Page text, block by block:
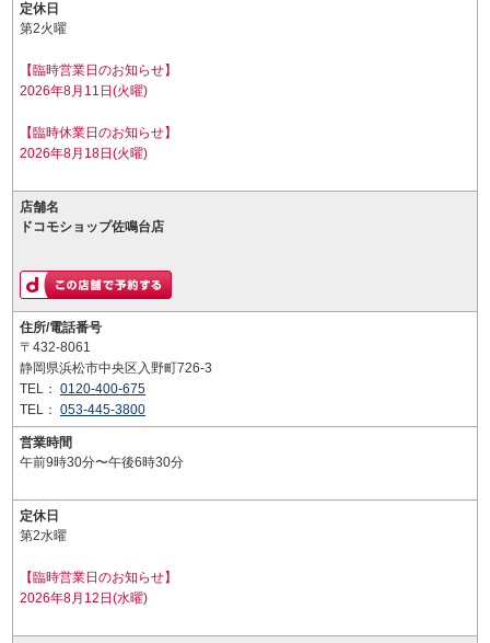
定休日
第2火曜
【臨時営業日のお知らせ】
2026年8月11日(火曜)
【臨時休業日のお知らせ】
2026年8月18日(火曜)
店舗名
ドコモショップ佐鳴台店
住所/電話番号
〒432-8061
静岡県浜松市中央区入野町726-3
TEL： 0120-400-675
TEL： 053-445-3800
営業時間
午前9時30分〜午後6時30分
定休日
第2水曜
【臨時営業日のお知らせ】
2026年8月12日(水曜)